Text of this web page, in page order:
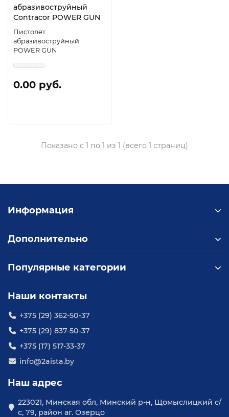
абразивоструйный
Contracor POWER GUN
Пистолет
абразивоструйный
POWER GUN
0.00 руб.
Показано с 1 по 1 из 1 (всего 1 страниц)
Информация
Дополнительно
Популярные категории
Наши контакты
+375 (29) 362-50-37
+375 (29) 837-50-37
+375 (17) 517-33-37
info@2aista.by
Наш адрес
223021, Минская обл, Минский р-н, Щомыслицкий с/
с, 79, район аг. Озерцо